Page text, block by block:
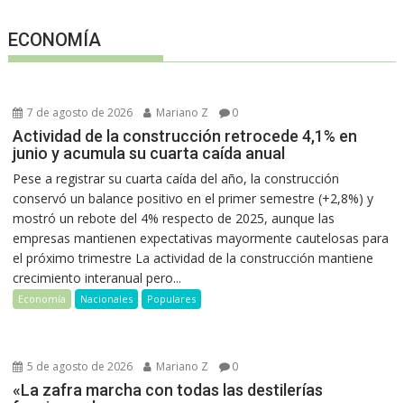
ECONOMÍA
7 de agosto de 2026 Mariano Z 0
Actividad de la construcción retrocede 4,1% en
junio y acumula su cuarta caída anual
Pese a registrar su cuarta caída del año, la construcción
conservó un balance positivo en el primer semestre (+2,8%) y
mostró un rebote del 4% respecto de 2025, aunque las
empresas mantienen expectativas mayormente cautelosas para
el próximo trimestre La actividad de la construcción mantiene
crecimiento interanual pero...
Economía Nacionales Populares
5 de agosto de 2026 Mariano Z 0
«La zafra marcha con todas las destilerías